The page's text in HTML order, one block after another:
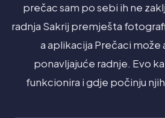
prečac sam po sebi ih ne
radnja Sakrij premješta
a aplikacija Prečaci
ponavljajuće radnje. Evo
funkcionira i gdje počinju